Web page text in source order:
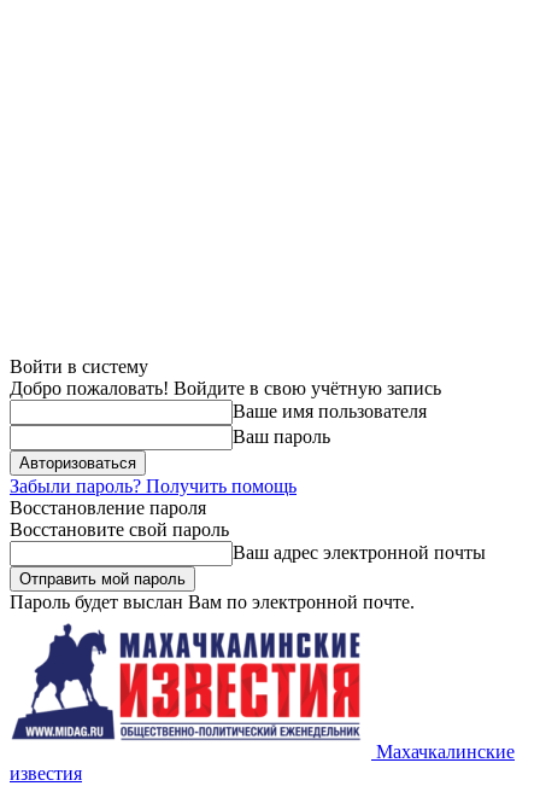
Войти в систему
Добро пожаловать! Войдите в свою учётную запись
Ваше имя пользователя
Ваш пароль
Забыли пароль? Получить помощь
Восстановление пароля
Восстановите свой пароль
Ваш адрес электронной почты
Пароль будет выслан Вам по электронной почте.
Махачкалинские
известия